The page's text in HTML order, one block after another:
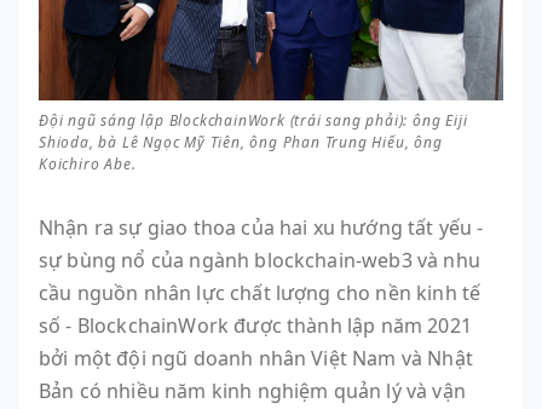
Đội ngũ sáng lập BlockchainWork (trái sang phải): ông Eiji
Shioda, bà Lê Ngọc Mỹ Tiên, ông Phan Trung Hiếu, ông
Koichiro Abe.
Nhận ra sự giao thoa của hai xu hướng tất yếu -
sự bùng nổ của ngành blockchain-web3 và nhu
cầu nguồn nhân lực chất lượng cho nền kinh tế
số - BlockchainWork được thành lập năm 2021
bởi một đội ngũ doanh nhân Việt Nam và Nhật
Bản có nhiều năm kinh nghiệm quản lý và vận